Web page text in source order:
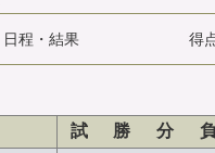
日程・結果 得
試 勝 分